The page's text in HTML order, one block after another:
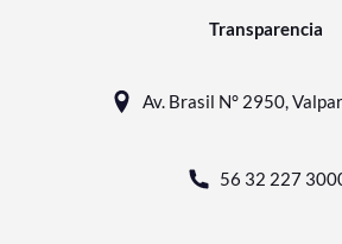
Transparencia
Av. Brasil N° 2950,
56 32 227